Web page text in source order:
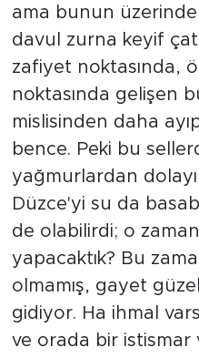
ama bunun
davul zurna keyif
zafiyet noktasında,
noktasında gelişen
mislisinden daha
bence. Peki bu
yağmurlardan dolayı
Düzce'yi su da
de olabilirdi; o
yapacaktık? Bu
olmamış, gayet
gidiyor. Ha ihmal
ve orada bir istismar